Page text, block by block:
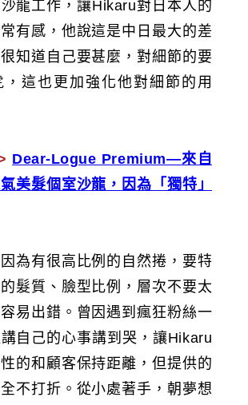
龍工作，讓Hikaru對日本人的
有感，他說這是中日最大的差
知道自己要甚麼，對細節的要
，這也更加強化他對細節的用
Dear-Logue Premium—來自
美髮個室沙龍，因為「獨特」
為有很高比例的自然捲，要特
髮質、臉型比例，層次不要太
易出錯。曾因遇到瘋狂粉絲一
自己的心事講到哭，讓Hikaru
的和顧客保持距離，但提供的
不打折。從小處著手，朝夢想